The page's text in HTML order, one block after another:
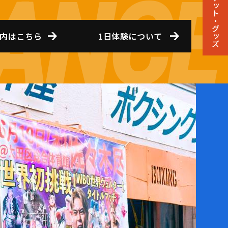
チケット・グッズ
はこちら 1日体験について